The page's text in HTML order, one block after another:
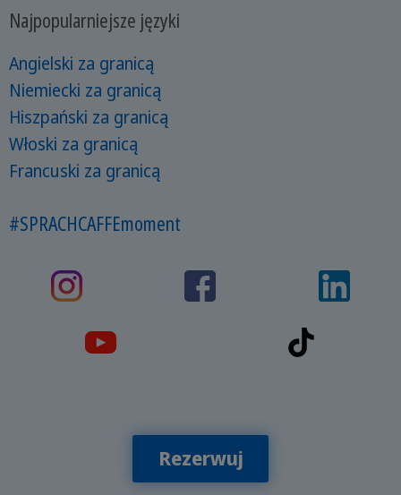
Najpopularniejsze języki
Angielski za granicą
Niemiecki za granicą
Hiszpański za granicą
Włoski za granicą
Francuski za granicą
#SPRACHCAFFEmoment
Rezerwuj